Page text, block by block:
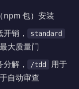
（npm 包）安装
销， standard
大质量门
解， /tdd
用于
自动审查